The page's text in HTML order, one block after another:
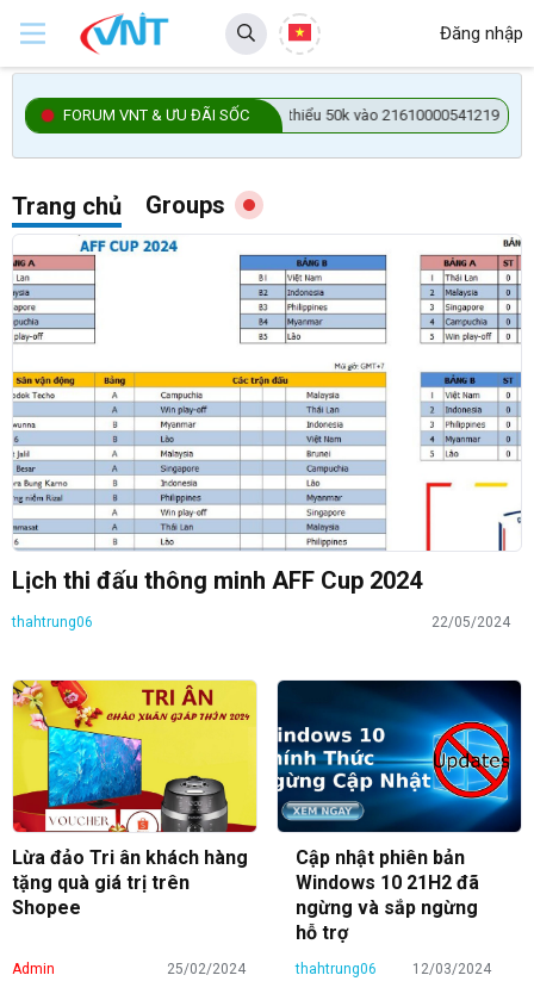
Đăng nhập
FORUM VNT & ƯU ĐÃI SỐC
diễn đàn, chuyển khoản tối thiểu 50k vào 21610000541219 - BIDV -
Trang chủ Groups
thahtrung06 22/05/2024
Lịch thi đấu thông minh AFF Cup 2024
thahtrung06 12/03/2024
Cập nhật phiên bản
Windows 10 21H2 đã
ngừng và sắp ngừng
hỗ trợ
Admin 25/02/2024
Lừa đảo Tri ân khách hàng
tặng quà giá trị trên
Shopee